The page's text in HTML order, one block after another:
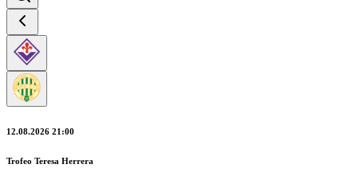
12.08.2026 21:00
Trofeo Teresa Herrera